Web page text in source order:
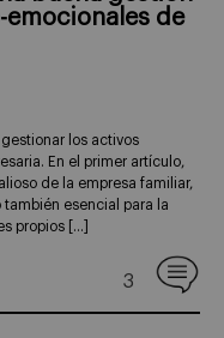
de
los activos
En el primer artículo,
de la empresa familiar,
esencial para la
propios […]
3